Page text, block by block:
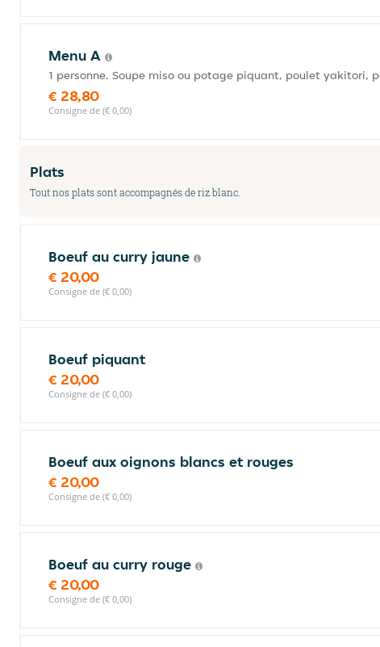
Menu A
1 personne. Soupe miso ou potage piquant, poulet yakitori,
€ 28,80
Consigne de (€ 0,00)
Plats
Tout nos plats sont accompagnés de riz blanc.
Boeuf au curry jaune
€ 20,00
Consigne de (€ 0,00)
Boeuf piquant
€ 20,00
Consigne de (€ 0,00)
Boeuf aux oignons blancs et rouges
€ 20,00
Consigne de (€ 0,00)
Boeuf au curry rouge
€ 20,00
Consigne de (€ 0,00)